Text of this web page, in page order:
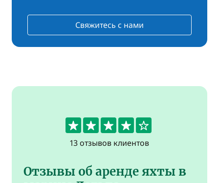
Свяжитесь с нами
4.1
13 отзывов клиентов
Отзывы об аренде яхты в